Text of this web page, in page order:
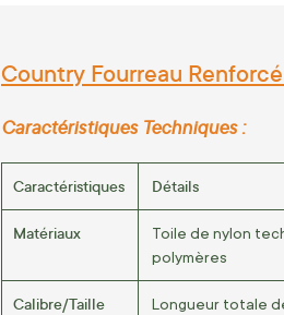
Country Fourreau
Caractéristiques Techniques :
Caractéristiques Détails
Matériaux Toile de nylon
polymères
Calibre/Taille Longueur totale